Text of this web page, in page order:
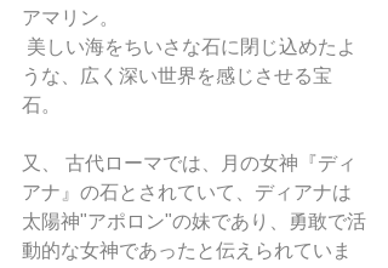
アマリン。
うな、広く深い世界を感じさせる宝
石。
又、 古代ローマでは、月の女神『ディ
アナ』の石とされていて、ディアナは
太陽神"アポロン"の妹であり、勇敢で活
動的な女神であったと伝えられていま